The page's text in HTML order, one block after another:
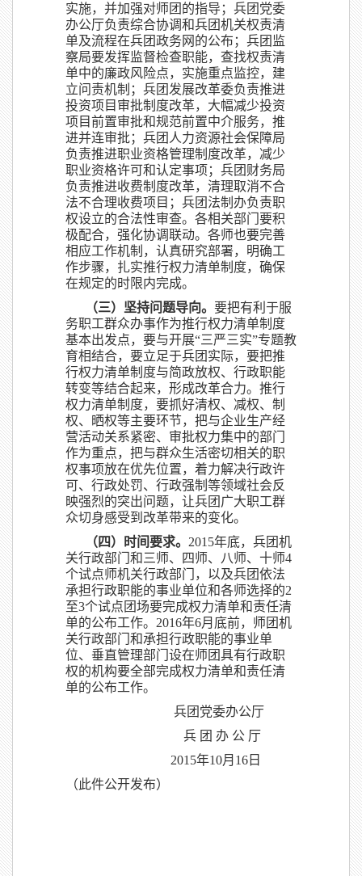
实施，并加强对师团的指导；兵团党委
办公厅负责综合协调和兵团机关权责清
单及流程在兵团政务网的公布；兵团监
察局要发挥监督检查职能，查找权责清
单中的廉政风险点，实施重点监控，建
立问责机制；兵团发展改革委负责推进
投资项目审批制度改革，大幅减少投资
项目前置审批和规范前置中介服务，推
进并连审批；兵团人力资源社会保障局
负责推进职业资格管理制度改革，减少
职业资格许可和认定事项；兵团财务局
负责推进收费制度改革，清理取消不合
法不合理收费项目；兵团法制办负责职
权设立的合法性审查。各相关部门要积
极配合，强化协调联动。各师也要完善
相应工作机制，认真研究部署，明确工
作步骤，扎实推行权力清单制度，确保
在规定的时限内完成。
（三）坚持问题导向。 要把有利于服
务职工群众办事作为推行权力清单制度
基本出发点，要与开展“三严三实”专题教
育相结合，要立足于兵团实际，要把推
行权力清单制度与简政放权、行政职能
转变等结合起来，形成改革合力。推行
权力清单制度，要抓好清权、减权、制
权、晒权等主要环节，把与企业生产经
营活动关系紧密、审批权力集中的部门
作为重点，把与群众生活密切相关的职
权事项放在优先位置，着力解决行政许
可、行政处罚、行政强制等领域社会反
映强烈的突出问题，让兵团广大职工群
众切身感受到改革带来的变化。
（四）时间要求。 2015年底，兵团机
关行政部门和三师、四师、八师、十师4
个试点师机关行政部门，以及兵团依法
承担行政职能的事业单位和各师选择的2
至3个试点团场要完成权力清单和责任清
单的公布工作。2016年6月底前，师团机
关行政部门和承担行政职能的事业单
位、垂直管理部门设在师团具有行政职
权的机构要全部完成权力清单和责任清
单的公布工作。
兵团党委办公厅
兵 团 办 公 厅
2015年10月16日
（此件公开发布）